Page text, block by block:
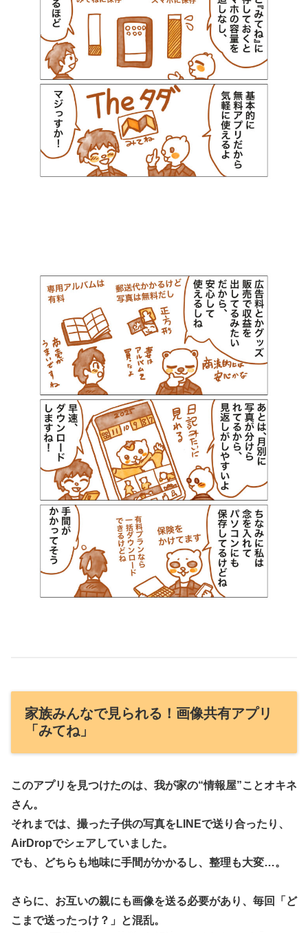
家族みんなで見られる！画像共有アプリ
「みてね」
このアプリを見つけたのは、我が家の“情報屋”ことオキネ
さん。
それまでは、撮った子供の写真をLINEで送り合ったり、
AirDropでシェアしていました。
でも、どちらも地味に手間がかかるし、整理も大変…。
さらに、お互いの親にも画像を送る必要があり、毎回「ど
こまで送ったっけ？」と混乱。